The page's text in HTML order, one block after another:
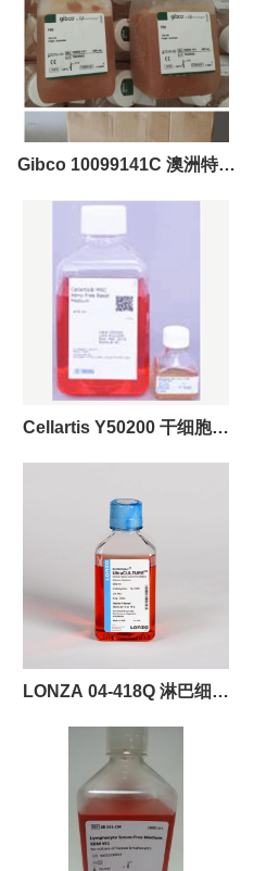
Gibco 10099141C 澳洲特级
胎牛血清
Cellartis Y50200 干细胞培
LONZA 04-418Q 淋巴细胞
无血清培养基 1L/瓶